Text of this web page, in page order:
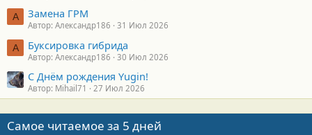
А Замена ГРМ
Автор: Александр186 31 Июл 2026
А Буксировка гибрида
Автор: Александр186 30 Июл 2026
С Днём рождения Yugin!
Автор: Mihail71 27 Июл 2026
Самое читаемое за 5 дней